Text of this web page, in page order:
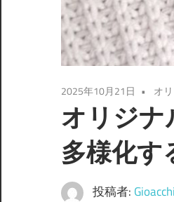
2025年10月21日 オ
オリジナ
多様化す
投稿者: